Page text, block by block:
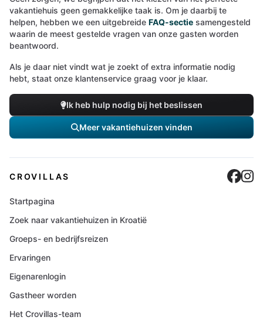
vakantiehuis geen gemakkelijke taak is. Om je daarbij te
helpen, hebben we een uitgebreide FAQ-sectie samengesteld
waarin de meest gestelde vragen van onze gasten worden
beantwoord.
Als je daar niet vindt wat je zoekt of extra informatie nodig
hebt, staat onze klantenservice graag voor je klaar.
Ik heb hulp nodig bij het beslissen
Meer vakantiehuizen vinden
CROVILLAS
Startpagina
Zoek naar vakantiehuizen in Kroatië
Groeps- en bedrijfsreizen
Ervaringen
Eigenarenlogin
Gastheer worden
Het Crovillas-team